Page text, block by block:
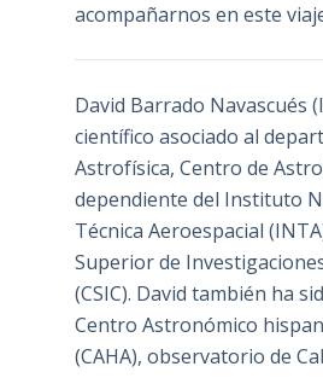
acompañarnos en este
David Barrado Navascués
científico asociado al
Astrofísica, Centro de
dependiente del Instituto
Técnica Aeroespacial
Superior de
(CSIC). David también ha
Centro Astronómico
(CAHA), observatorio de